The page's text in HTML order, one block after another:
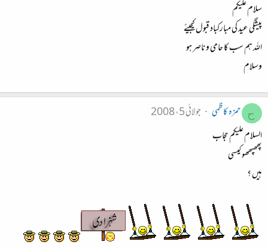
سلام علیکم
پیشگی عید کی مبارکباد قبول کیجیئے
اللہ ہم سب کا حامی و ناصر ہو
وسلام
ح حمزہ کاظمی
جولائی 5، 2008
السلام علیکم حجاب
پھھپھھو کیسی
ہیں ؟